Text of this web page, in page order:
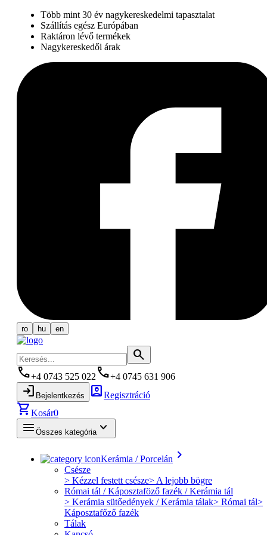
Több mint 30 év nagykereskedelmi tapasztalat
Szállítás egész Európában
Raktáron lévő termékek
Nagykereskedői árak
ro hu en
search
phone+4 0743 525 022 phone+4 0745 631 906
login Bejelentkezés account_boxRegisztráció
shopping_cartKosár0
menu Összes kategória keyboard_arrow_down
Kerámia / Porcelán keyboard_arrow_right
Csésze
> Kézzel festett csésze> A lejobb bögre
Római tál / Káposztaföző fazék / Kerámia tál
> Kerámia sütőedények / Kerámia tálak> Római tál>
Káposztafőző fazék
Tálak